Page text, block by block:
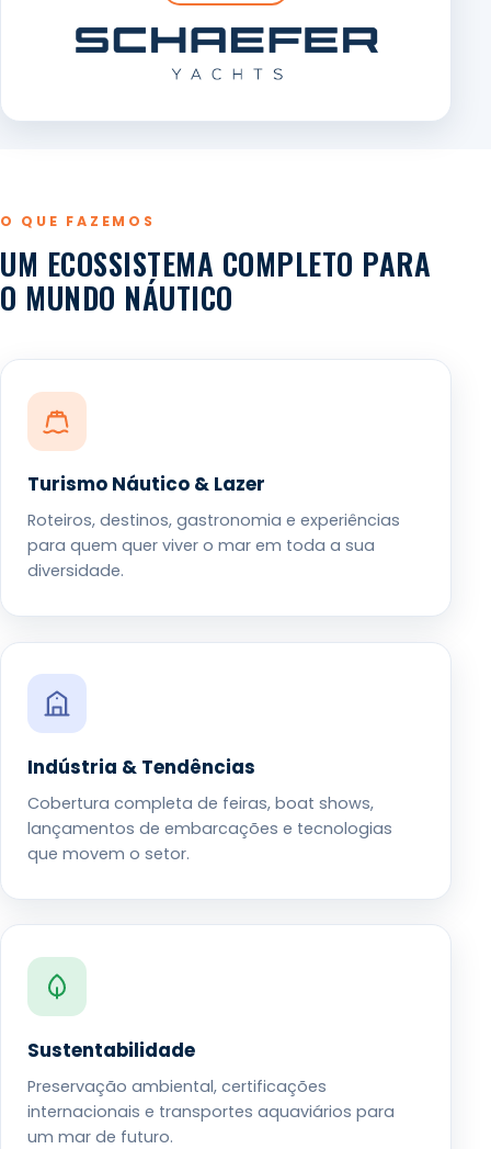
O QUE FAZEMOS
UM ECOSSISTEMA COMPLETO PARA
O MUNDO NÁUTICO
Turismo Náutico & Lazer
Roteiros, destinos, gastronomia e experiências
para quem quer viver o mar em toda a sua
diversidade.
Indústria & Tendências
Cobertura completa de feiras, boat shows,
lançamentos de embarcações e tecnologias
que movem o setor.
Sustentabilidade
Preservação ambiental, certificações
internacionais e transportes aquaviários para
um mar de futuro.